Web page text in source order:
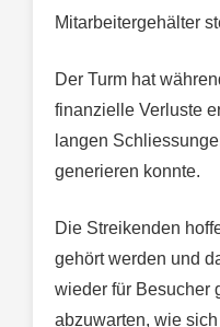
Mitarbeitergehälter
Der Turm hat
finanzielle Verluste
langen
generieren konnte.
Die Streikenden
gehört werden und
wieder für Besucher
abzuwarten, wie